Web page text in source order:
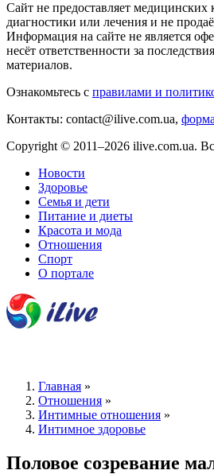
Сайт не предоставляет медицинских
диагностики или лечения и не
Информация на сайте не является
несёт ответственности за
материалов.
Ознакомьтесь с правилами и
Контакты: contact@ilive.com.ua,
Copyright © 2011–2026 ilive.com.ua.
Новости
Здоровье
Семья и дети
Питание и диеты
Красота и мода
Отношения
Спорт
О портале
Главная »
Отношения »
Интимные отношения »
Интимное здоровье
Половое созревание